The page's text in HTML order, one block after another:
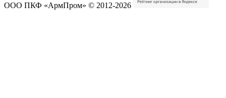
ООО ПКФ «АрмПром» © 2012-2026